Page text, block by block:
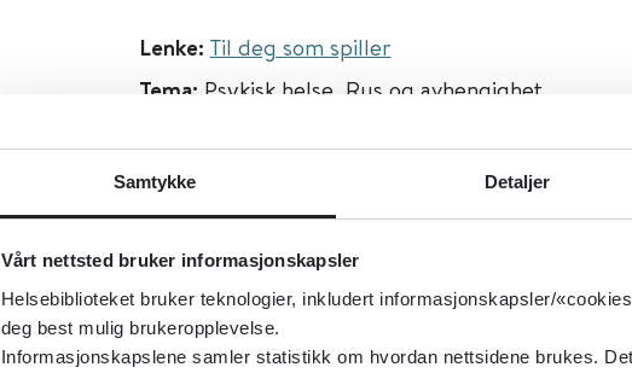
Samtykke Detaljer
Vårt nettsted bruker informasjonskapsler
Helsebiblioteket bruker teknologier, inkludert informasjonskapsler/
deg best mulig brukeropplevelse.
Informasjonskapslene samler statistikk om hvordan nettsidene brukes.
Lenke: Til deg som spiller
Tema: Psykisk helse, Rus og avhengighet
Dokumenttype: Pasientinformasjon
Utgiver:Spillavhengighet Norge
Språk:Norsk